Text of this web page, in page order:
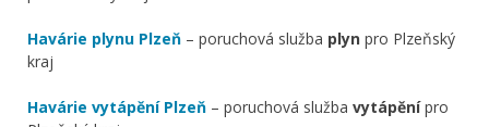
Havárie plynu Plzeň – poruchová služba plyn pro Plzeňský
kraj
Havárie vytápění Plzeň – poruchová služba vytápěnípro